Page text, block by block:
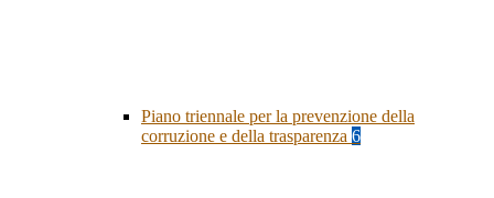
Piano triennale per la prevenzione della
corruzione e della trasparenza 6